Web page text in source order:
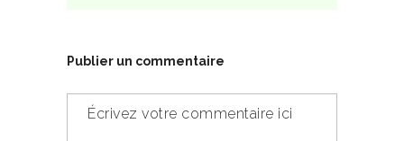
Publier un commentaire